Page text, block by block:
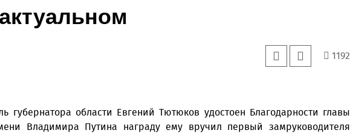
1192
губернатора области Евгений Тютюков удостоен Благодарности главы
Владимира Путина награду ему вручил первый замруководителя